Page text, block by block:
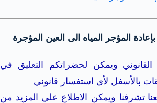
المؤجر المياه الى العين المؤجرة
القانوني ويمكن لحضراتكم التعليق في
بالأسفل لأى استفسار قانوني
تشرفنا ويمكن الاطلاع علي المزيد من